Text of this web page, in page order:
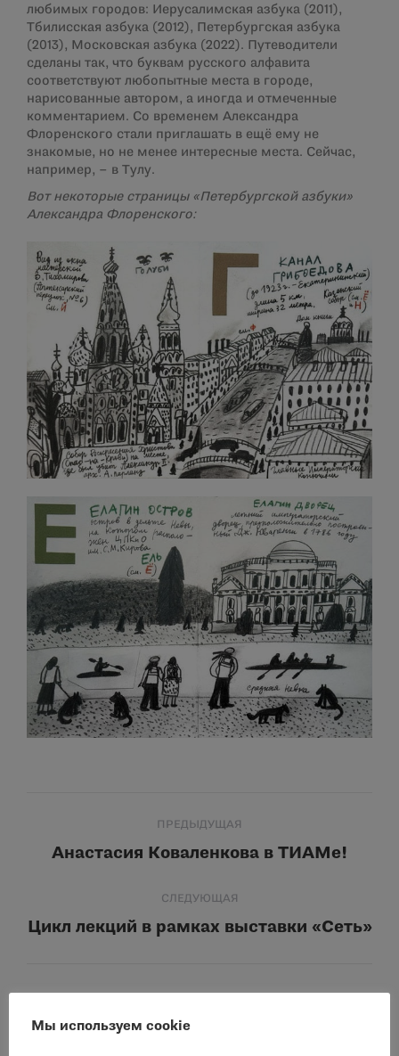
любимых городов: Иерусалимская азбука (2011),
Тбилисская азбука (2012), Петербургская азбука
(2013), Московская азбука (2022). Путеводители
сделаны так, что буквам русского алфавита
соответствуют любопытные места в городе,
нарисованные автором, а иногда и отмеченные
комментарием. Со временем Александра
Флоренского стали приглашать в ещё ему не
знакомые, но не менее интересные места. Сейчас,
например, – в Тулу.
Вот некоторые страницы «Петербургской азбуки»
Александра Флоренского:
по
ПРЕДЫДУЩАЯ
Предыдущая
Анастасия Коваленкова в ТИАМе!
СЛЕДУЮЩАЯ
Следующая
Цикл лекций в рамках выставки «Сеть»
Другие события
Мы используем cookie